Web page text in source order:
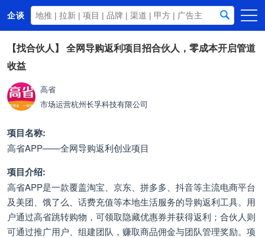
企谈
首页
商务资源
资讯动态
关于我们
【找合伙人】 全网导购返利项目招合伙人，零成本开启管道
收益
高省
市场运营杭州长孚科技有限公司
项目名称:
高省APP——全网导购返利创业项目
项目介绍:
高省APP是一款覆盖淘宝、京东、拼多多、抖音等主流电商平台
及美团、饿了么、话费充值等本地生活服务的导购返利工具。用
户通过高省跳转购物，可领取隐藏优惠券并获得返利；合伙人则
可通过推广用户、组建团队，赚取商品佣金与团队管理奖励。项